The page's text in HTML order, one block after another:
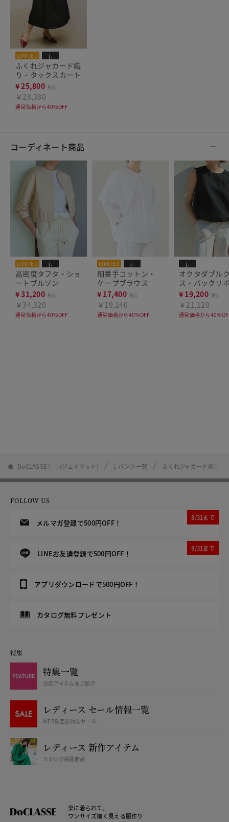
LIMITED j.
ふくれジャカード織
り・タックスカート
¥25,800 税込
￥28,380
通常価格から40%OFF
コーディネート商品
LIMITED j.
高密度タフタ・ショ
ートブルゾン
¥31,200 税込
￥34,320
通常価格から40%OFF
LIMITED j.
細番手コットン・
ケープブラウス
¥ 17,400 税込
￥19,140
通常価格から40%OFF
j.
オクタダブル
ス・バックリ
ラウス
¥ 19,200 税込
￥21,120
通常価格から
DoCLASSE j.(ジェイドット) j. パンツ一覧 ふくれジャカード織り・
FOLLOW US
メルマガ登録で500円OFF！
8/31まで
LINEお友達登録で500円OFF！
8/31まで
アプリダウンロードで500円OFF！
カタログ無料プレゼント
特集
特集一覧
注目アイテムをご紹介
レディース セール情報一覧
WEB限定お得なセール
レディース 新作アイテム
カタログ掲載商品
楽に着られて、
ワンサイズ細く見える服作り